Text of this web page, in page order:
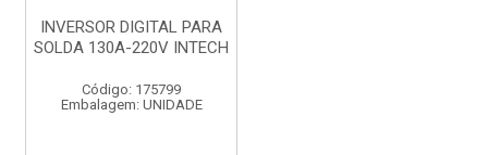
INVERSOR DIGITAL PARA
SOLDA 130A-220V INTECH
Código: 175799
Embalagem: UNIDADE